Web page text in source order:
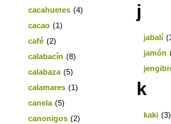
cacahuetes (4)
cacao (1)
café (2)
calabacín (8)
calabaza (5)
calamares (1)
canela (5)
canonigos (2)
j
jabalí
jamón
k
kaki (3)